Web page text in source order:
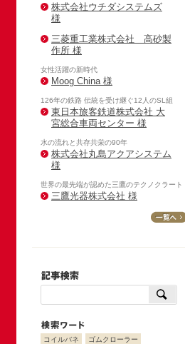
株式会社ウチダシステムズ
様
三菱重工業株式会社 高砂製
作所 様
女性活躍の新時代
Moog China 様
126年の鉄路 伝統を受け継ぐ12人のSL組
東日本旅客鉄道株式会社 大
宮総合車両センター 様
水の流れと共存共栄の90年
株式会社丸島アクアシステム
様
世界の最先端が認めた三鷹のテクノクラート
三鷹光器株式会社 様
コイルバネ
ゴムクローラー